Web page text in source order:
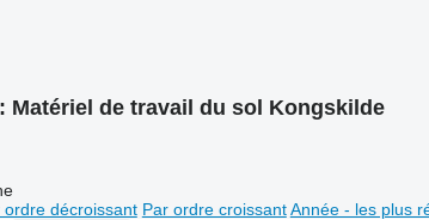
Matériel de travail du sol Kongskilde
ordre décroissant Par ordre croissant Année - les plus